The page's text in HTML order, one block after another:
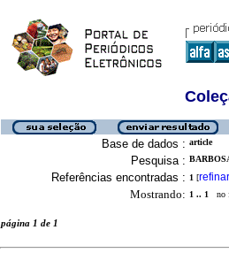
Base de dados : article
Pesquisa :
Referências encontradas : 1 [refinar
Mostrando: 1 .. 1 no
página 1 de 1